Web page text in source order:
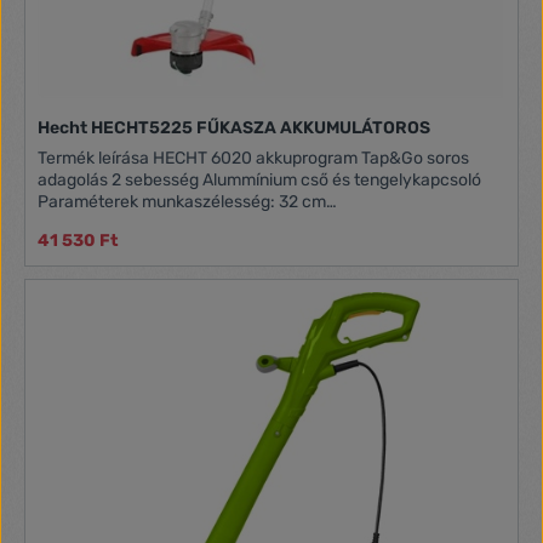
Hecht HECHT5225 FŰKASZA AKKUMULÁTOROS
Termék leírása HECHT 6020 akkuprogram Tap&Go soros
adagolás 2 sebesség Alummínium cső és tengelykapcsoló
Paraméterek munkaszélesség: 32 cm
nélkül: 30 min
41 530 Ft